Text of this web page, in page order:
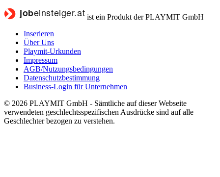
ist ein Produkt der PLAYMIT GmbH
Inserieren
Über Uns
Playmit-Urkunden
Impressum
AGB/Nutzungsbedingungen
Datenschutzbestimmung
Business-Login für Unternehmen
© 2026 PLAYMIT GmbH - Sämtliche auf dieser Webseite
verwendeten geschlechtsspezifischen Ausdrücke sind auf alle
Geschlechter bezogen zu verstehen.